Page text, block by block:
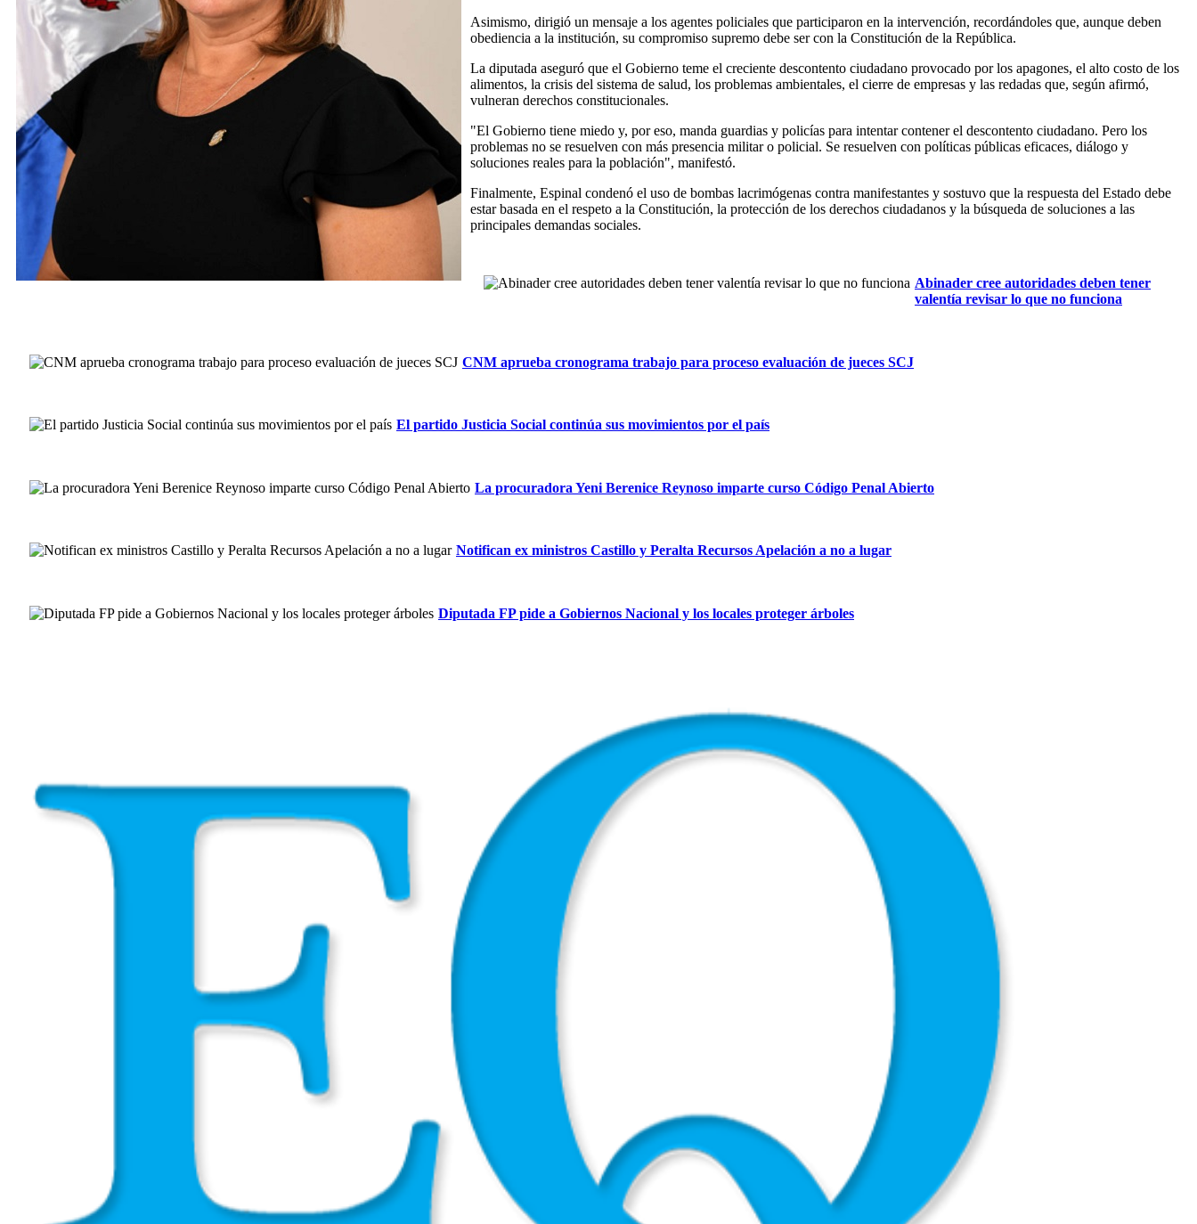
Asimismo, dirigió un mensaje a los agentes policiales que participaron en la intervención, recordándoles que, aunque deben
obediencia a la institución, su compromiso supremo debe ser con la Constitución de la República.
La diputada aseguró que el Gobierno teme el creciente descontento ciudadano provocado por los apagones, el alto costo de los
alimentos, la crisis del sistema de salud, los problemas ambientales, el cierre de empresas y las redadas que, según afirmó,
vulneran derechos constitucionales.
"El Gobierno tiene miedo y, por eso, manda guardias y policías para intentar contener el descontento ciudadano. Pero los
problemas no se resuelven con más presencia militar o policial. Se resuelven con políticas públicas eficaces, diálogo y
soluciones reales para la población", manifestó.
Finalmente, Espinal condenó el uso de bombas lacrimógenas contra manifestantes y sostuvo que la respuesta del Estado debe
estar basada en el respeto a la Constitución, la protección de los derechos ciudadanos y la búsqueda de soluciones a las
principales demandas sociales.
Abinader cree autoridades deben tener
valentía revisar lo que no funciona
CNM aprueba cronograma trabajo para proceso evaluación de jueces SCJ
El partido Justicia Social continúa sus movimientos por el país
La procuradora Yeni Berenice Reynoso imparte curso Código Penal Abierto
Notifican ex ministros Castillo y Peralta Recursos Apelación a no a lugar
Diputada FP pide a Gobiernos Nacional y los locales proteger árboles